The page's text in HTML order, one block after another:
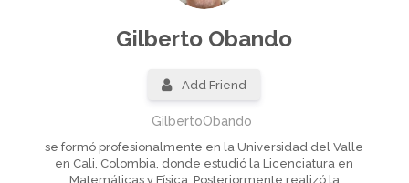
Gilberto Obando
Add Friend
GilbertoObando
se formó profesionalmente en la Universidad del Valle
en Cali, Colombia, donde estudió la Licenciatura en
Matemáticas y Física. Posteriormente realizó la